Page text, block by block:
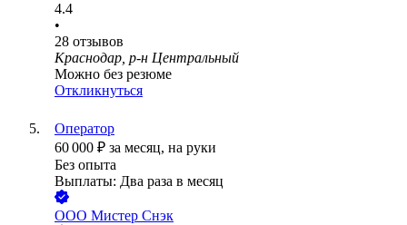
4.4
•
28 отзывов
Краснодар, р-н Центральный
Можно без резюме
Откликнуться
Оператор
60 000 ₽ за месяц, на руки
Без опыта
Выплаты: Два раза в месяц
ООО Мистер Снэк